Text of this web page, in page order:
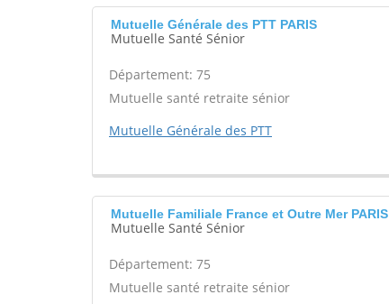
Mutuelle Générale des PTT PARIS
Mutuelle Santé Sénior
Département: 75
Mutuelle santé retraite sénior
Mutuelle Générale des PTT
Mutuelle Familiale France et Outre Mer PARIS
Mutuelle Santé Sénior
Département: 75
Mutuelle santé retraite sénior